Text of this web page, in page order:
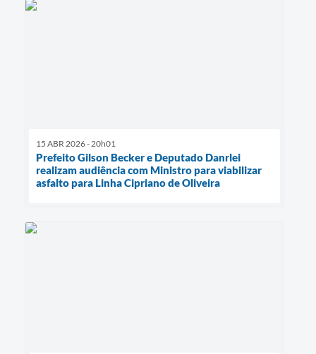
15 ABR 2026 - 20h01
Prefeito Gilson Becker e Deputado Danrlei
realizam audiência com Ministro para viabilizar
asfalto para Linha Cipriano de Oliveira